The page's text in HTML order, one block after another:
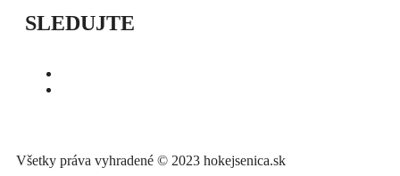
SLEDUJTE
Všetky práva vyhradené © 2023 hokejsenica.sk